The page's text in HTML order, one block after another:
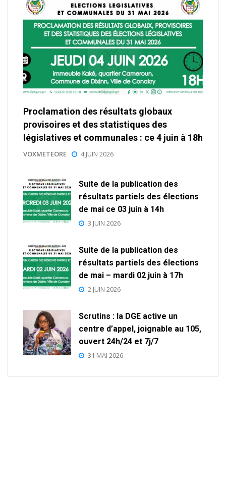
Proclamation des résultats globaux
provisoires et des statistiques des
législatives et communales : ce 4 juin à 18h
VOXMETEORE 4 JUIN 2026
Suite de la publication des
résultats partiels des élections
de mai ce 03 juin à 14h
3 JUIN 2026
Suite de la publication des
résultats partiels des élections
de mai – mardi 02 juin à 17h
2 JUIN 2026
Scrutins : la DGE active un
centre d’appel, joignable au 105,
ouvert 24h/24 et 7j/7
31 MAI 2026